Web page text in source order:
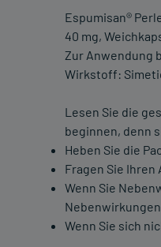
Espumisan®
40 mg,
Zur Anwendung
Wirkstoff:
Lesen Sie die
beginnen, denn
Heben Sie die
Fragen Sie
Wenn Sie
Wenn Sie sich